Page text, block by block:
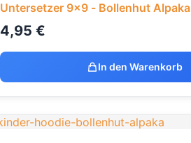
Untersetzer 9x9 - Bollenhut Alpaka
4,95 €
In den Warenkorb